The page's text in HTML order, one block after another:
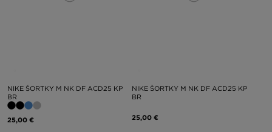
NIKE ŠORTKY M NK DF ACD25 KP
BR
25,00 €
NIKE ŠORTKY M NK DF ACD25 KP
BR
25,00 €